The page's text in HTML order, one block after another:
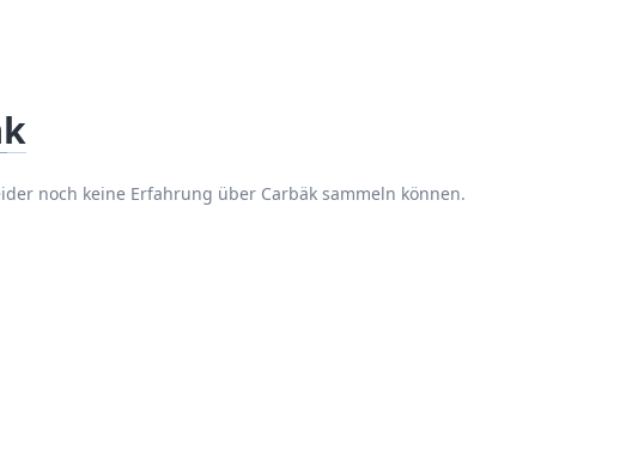
noch keine Erfahrung über Carbäk sammeln können.